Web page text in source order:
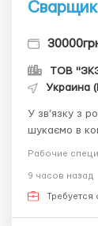
Сварщик
ТОВ
Украина
У зв’язку з
шукаємо в команду
перед зварюванням;
Рабочие
9 часов назад
Требуется